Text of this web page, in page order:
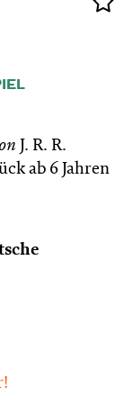
J. R. R.
ab 6 Jahren